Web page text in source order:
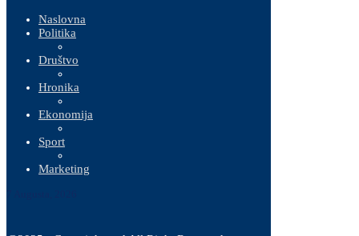
Naslovna
Politika
Društvo
Hronika
Ekonomija
Sport
Marketing